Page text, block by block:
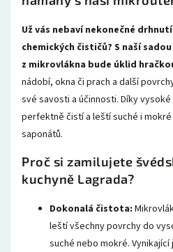
Už vás nebaví nekonečné
chemických čističů? S naší
z mikrovlákna bude úklid
nádobí, okna či prach a další
své savosti a účinnosti. Díky
perfektně čistí a leští suché i
saponátů.
Proč si zamilujete
kuchyně Lagrada?
Dokonalá čistota:
leští všechny povrchy do
suché nebo mokré.